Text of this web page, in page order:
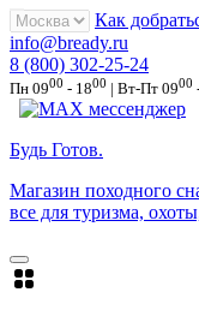
Как
info@bready.ru
8 (800) 302-25-24
Пн 0900 - 1800 | Вт-Пт 0900
Будь Готов.
Магазин походного
все для туризма,